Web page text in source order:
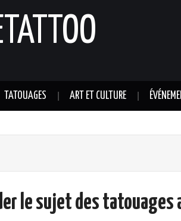
TATOUAGES ART ET CULTURE
le sujet des tatouages